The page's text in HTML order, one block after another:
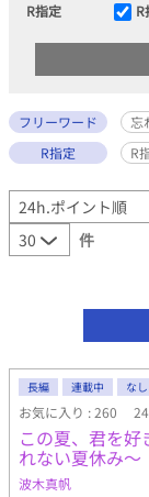
R指定 R
フリーワード
忘
R指定
R
件
長編 連載中 なし
お気に入り : 260
この夏、君を
れない夏休み〜
波木真帆